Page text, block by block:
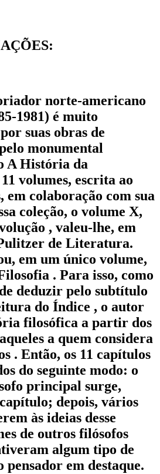
norte-americano
1981) é muito
suas obras de
monumental
A História da
volumes, escrita ao
em colaboração com sua
coleção, o volume X,
, valeu-lhe, em
de Literatura.
em um único volume,
. Para isso, como
deduzir pelo subtítulo
do Índice , o autor
filosófica a partir dos
a quem considera
. Então, os 11 capítulos
do seguinte modo: o
principal surge,
depois, vários
às ideias desse
de outros filósofos
algum tipo de
pensador em destaque.